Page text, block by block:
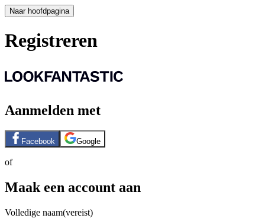
Naar hoofdpagina
Registreren
Aanmelden met
Facebook Google
of
Maak een account aan
Volledige naam(vereist)